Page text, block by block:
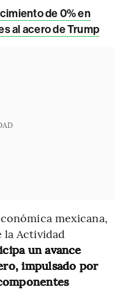
de 0% en
al acero de Trump
mexicana,
Actividad
un avance
impulsado por